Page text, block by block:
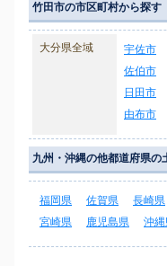
竹田市の市区町村から探す
大分県全域 宇佐市
佐伯市
日田市
由布市
九州・沖縄の他都道府県の
福岡県 佐賀県 長崎県
宮崎県
鹿児島県 沖